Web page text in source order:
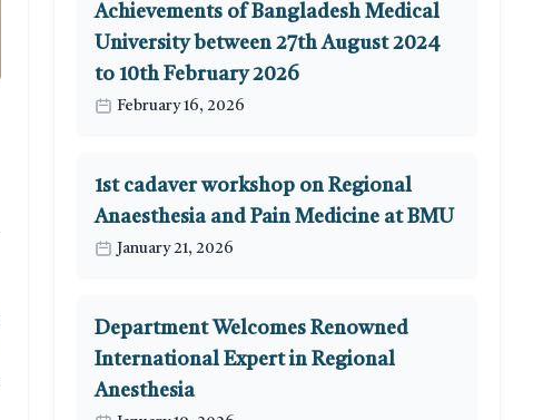
Achievements of Bangladesh Medical
University between 27th August 2024
to 10th February 2026
February 16, 2026
1st cadaver workshop on Regional
Anaesthesia and Pain Medicine at BMU
January 21, 2026
Department Welcomes Renowned
International Expert in Regional
Anesthesia